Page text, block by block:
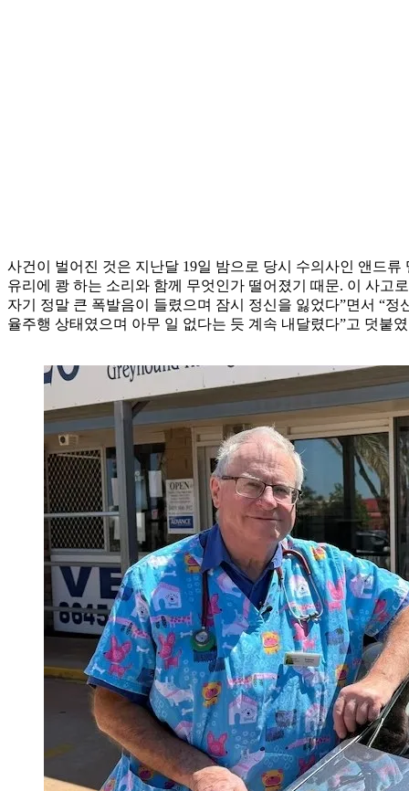
사건이 벌어진 것은 지난달 19일 밤으로 당시 수의사인 앤드
유리에 쾅 하는 소리와 함께 무엇인가 떨어졌기 때문. 이 사고
자기 정말 큰 폭발음이 들렸으며 잠시 정신을 잃었다”면서 “
율주행 상태였으며 아무 일 없다는 듯 계속 내달렸다”고 덧붙